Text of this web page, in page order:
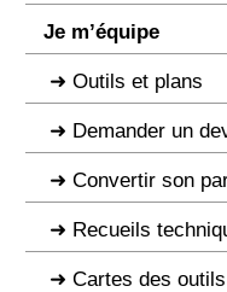
Je m’équipe
Outils et plans
Demander un
Convertir son
Recueils
Cartes des